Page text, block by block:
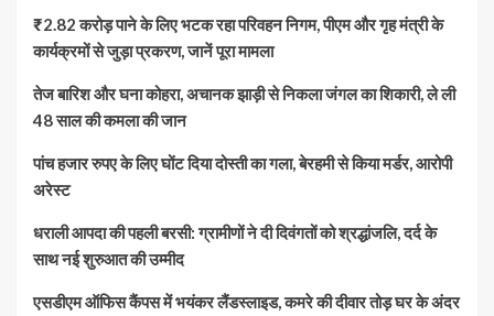
₹2.82 करोड़ पाने के लिए भटक रहा परिवहन निगम, पीएम और गृह मंत्री के
कार्यक्रमों से जुड़ा प्रकरण, जानें पूरा मामला
तेज बारिश और घना कोहरा, अचानक झाड़ी से निकला जंगल का शिकारी, ले ली
48 साल की कमला की जान
पांच हजार रुपए के लिए घोंट दिया दोस्ती का गला, बेरहमी से किया मर्डर, आरोपी
अरेस्ट
धराली आपदा की पहली बरसी: ग्रामीणों ने दी दिवंगतों को श्रद्धांजलि, दर्द के
साथ नई शुरुआत की उम्मीद
एसडीएम ऑफिस कैंपस में भयंकर लैंडस्लाइड, कमरे की दीवार तोड़ घर के अंदर